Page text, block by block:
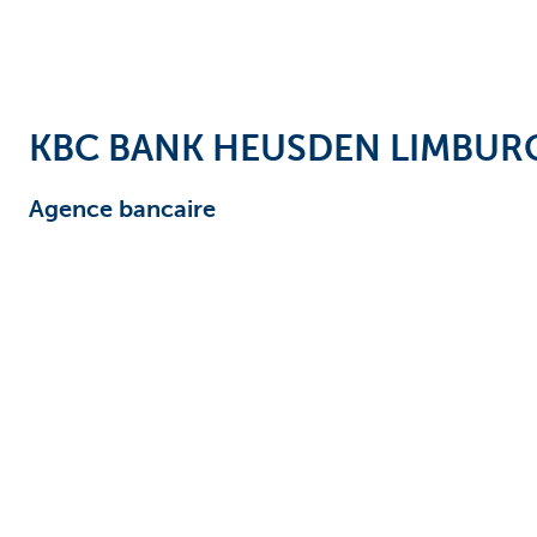
KBC BANK HEUSDEN
Agence bancaire